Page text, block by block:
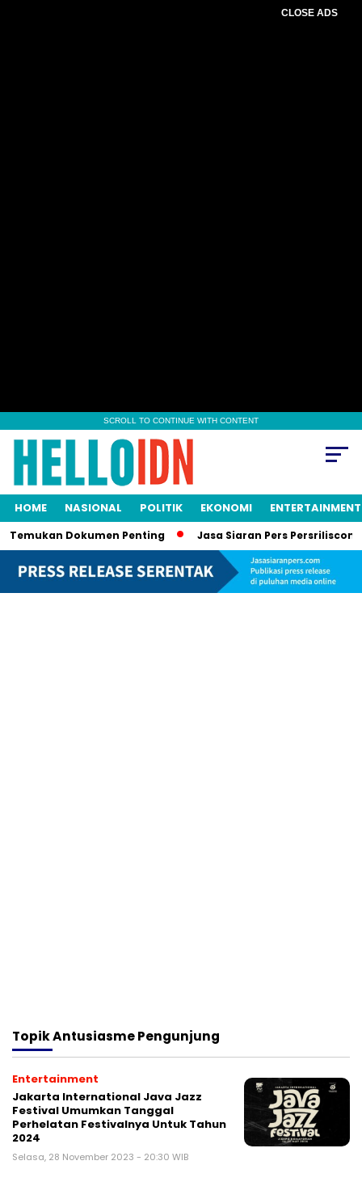
CLOSE ADS
SCROLL TO CONTINUE WITH CONTENT
HOME NASIONAL POLITIK EKONOMI ENTERTAINMENT
Temukan Dokumen Penting Jasa Siaran Pers Persriliscom
TopikAntusiasme Pengunjung
Entertainment
Jakarta International Java Jazz
Festival Umumkan Tanggal
Perhelatan Festivalnya Untuk Tahun
2024
Selasa, 28 November 2023 - 20:30 WIB